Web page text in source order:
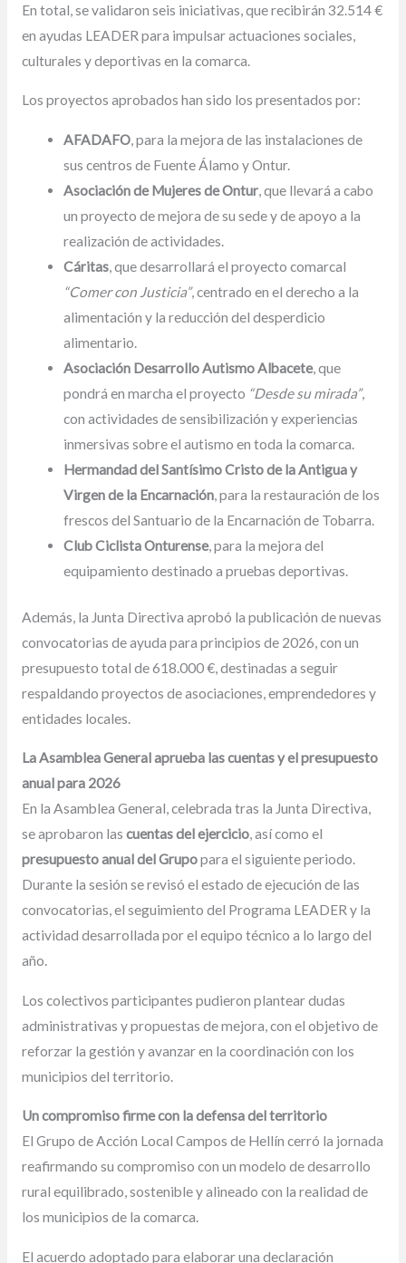
En total, se validaron seis iniciativas, que recibirán 32.514 €
en ayudas LEADER para impulsar actuaciones sociales,
culturales y deportivas en la comarca.
Los proyectos aprobados han sido los presentados por:
AFADAFO, para la mejora de las instalaciones de
sus centros de Fuente Álamo y Ontur.
Asociación de Mujeres de Ontur, que llevará a cabo
un proyecto de mejora de su sede y de apoyo a la
realización de actividades.
Cáritas, que desarrollará el proyecto comarcal
“Comer con Justicia”, centrado en el derecho a la
alimentación y la reducción del desperdicio
alimentario.
Asociación Desarrollo Autismo Albacete, que
pondrá en marcha el proyecto “Desde su mirada”,
con actividades de sensibilización y experiencias
inmersivas sobre el autismo en toda la comarca.
Hermandad del Santísimo Cristo de la Antigua y
Virgen de la Encarnación, para la restauración de los
frescos del Santuario de la Encarnación de Tobarra.
Club Ciclista Onturense, para la mejora del
equipamiento destinado a pruebas deportivas.
Además, la Junta Directiva aprobó la publicación de nuevas
convocatorias de ayuda para principios de 2026, con un
presupuesto total de 618.000 €, destinadas a seguir
respaldando proyectos de asociaciones, emprendedores y
entidades locales.
La Asamblea General aprueba las cuentas y el presupuesto
anual para 2026
En la Asamblea General, celebrada tras la Junta Directiva,
se aprobaron las cuentas del ejercicio, así como el
presupuesto anual del Grupopara el siguiente periodo.
Durante la sesión se revisó el estado de ejecución de las
convocatorias, el seguimiento del Programa LEADER y la
actividad desarrollada por el equipo técnico a lo largo del
año.
Los colectivos participantes pudieron plantear dudas
administrativas y propuestas de mejora, con el objetivo de
reforzar la gestión y avanzar en la coordinación con los
municipios del territorio.
Un compromiso firme con la defensa del territorio
El Grupo de Acción Local Campos de Hellín cerró la jornada
reafirmando su compromiso con un modelo de desarrollo
rural equilibrado, sostenible y alineado con la realidad de
los municipios de la comarca.
El acuerdo adoptado para elaborar una declaración